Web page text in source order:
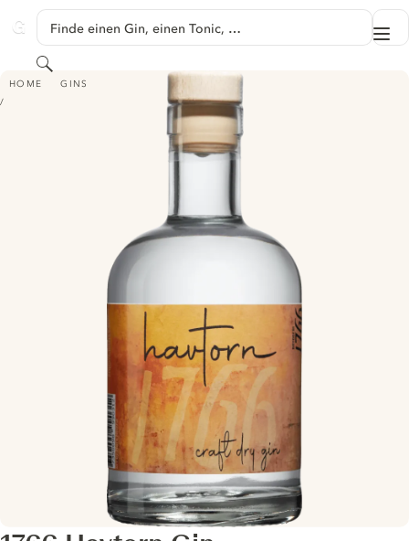
GINVENTORY
Finde einen Gin, einen Tonic, …
Suchen
HOME GINS
1766 HAVTORN GIN